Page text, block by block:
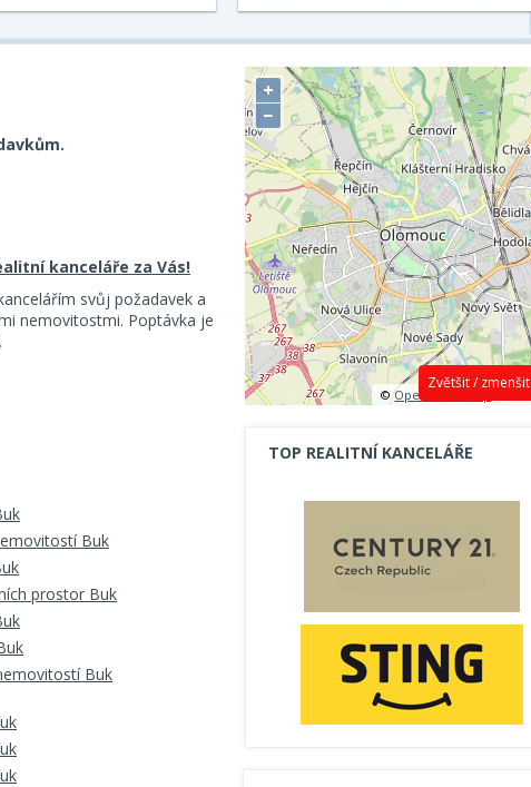
kanceláře za Vás!
svůj požadavek a
nemovitostmi. Poptávka je
Buk
prostor Buk
Buk
Zvětšit /
+
−
©OpenStreetMap
TOP REALITNÍ KANCELÁŘE